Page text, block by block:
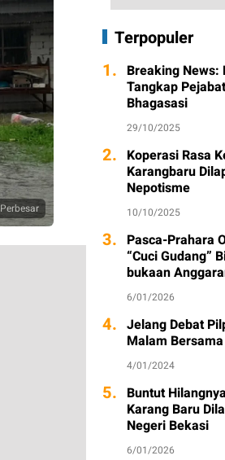
Perbesar
Terpopuler
1. Breaking
Tangkap
Bhagasasi
29/10/2025
2. Koperasi Rasa
Karangbaru
Nepotisme
10/10/2025
3. Pasca-Prahara
“Cuci Gudang”
bukaan
6/01/2026
4. Jelang Debat
Malam
4/01/2024
5. Buntut
Karang Baru
Negeri Bekasi
6/01/2026